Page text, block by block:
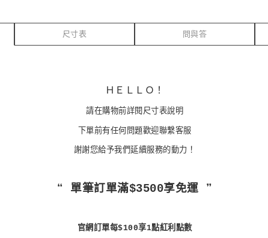
尺寸表 問與答
ＨＥＬＬＯ！
請在購物前詳閱尺寸表說明
下單前有任何問題歡迎聯繫客服
謝謝您給予我們延續服務的動力！
❝ 單筆訂單滿$3500享免運 ❞
官網訂單每$100享1點紅利點數